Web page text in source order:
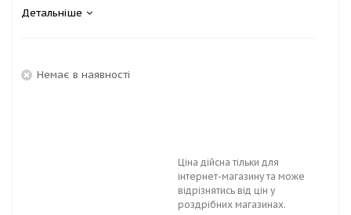
Детальніше
Немає в наявності
Ціна дійсна тільки для
інтернет-магазину та може
відрізнятись від цін у
роздрібних магазинах.